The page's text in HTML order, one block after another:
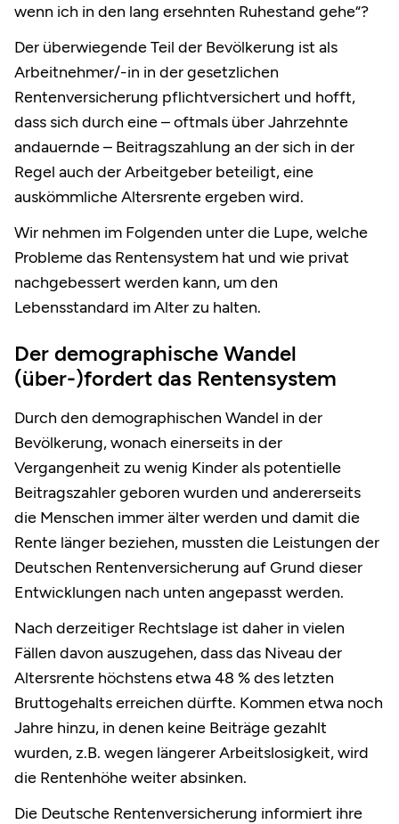
wenn ich in den lang ersehnten Ruhestand gehe“?
Der überwiegende Teil der Bevölkerung ist als
Arbeitnehmer/-in in der gesetzlichen
Rentenversicherung pflichtversichert und hofft,
dass sich durch eine – oftmals über Jahrzehnte
andauernde – Beitragszahlung an der sich in der
Regel auch der Arbeitgeber beteiligt, eine
auskömmliche Altersrente ergeben wird.
Wir nehmen im Folgenden unter die Lupe, welche
Probleme das Rentensystem hat und wie privat
nachgebessert werden kann, um den
Lebensstandard im Alter zu halten.
Der demographische Wandel
(über-)fordert das Rentensystem
Durch den demographischen Wandel in der
Bevölkerung, wonach einerseits in der
Vergangenheit zu wenig Kinder als potentielle
Beitragszahler geboren wurden und andererseits
die Menschen immer älter werden und damit die
Rente länger beziehen, mussten die Leistungen der
Deutschen Rentenversicherung auf Grund dieser
Entwicklungen nach unten angepasst werden.
Nach derzeitiger Rechtslage ist daher in vielen
Fällen davon auszugehen, dass das Niveau der
Altersrente höchstens etwa 48 % des letzten
Bruttogehalts erreichen dürfte. Kommen etwa noch
Jahre hinzu, in denen keine Beiträge gezahlt
wurden, z.B. wegen längerer Arbeitslosigkeit, wird
die Rentenhöhe weiter absinken.
Die Deutsche Rentenversicherung informiert ihre